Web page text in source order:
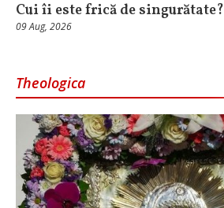
Cui îi este frică de singurătate?
09 Aug, 2026
Theologica